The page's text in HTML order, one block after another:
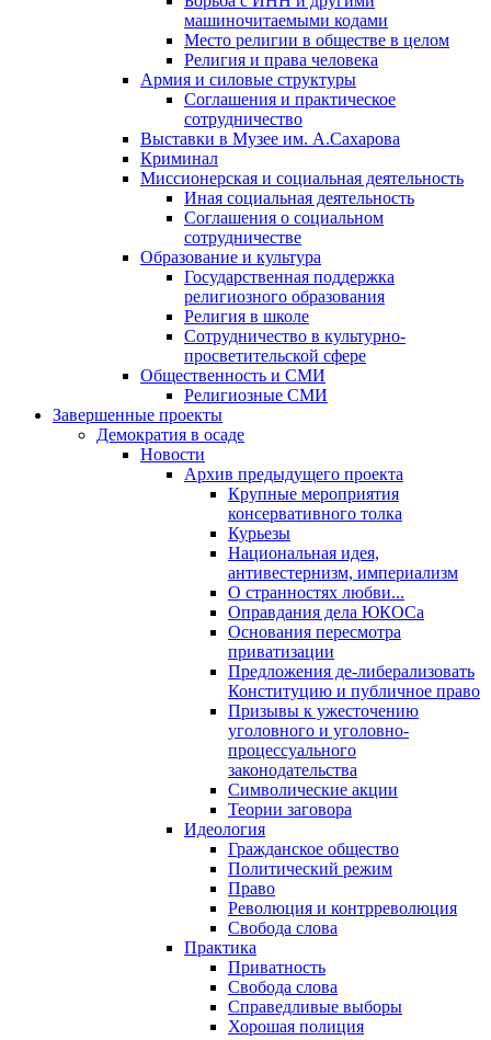
машиночитаемыми кодами
Место религии в обществе в целом
Религия и права человека
Армия и силовые структуры
Соглашения и практическое
сотрудничество
Выставки в Музее им. А.Сахарова
Криминал
Миссионерская и социальная деятельность
Иная социальная деятельность
Соглашения о социальном
сотрудничестве
Образование и культура
Государственная поддержка
религиозного образования
Религия в школе
Сотрудничество в культурно-
просветительской сфере
Общественность и СМИ
Религиозные СМИ
Завершенные проекты
Демократия в осаде
Новости
Архив предыдущего проекта
Крупные мероприятия
консервативного толка
Курьезы
Национальная идея,
антивестернизм, империализм
О странностях любви...
Оправдания дела ЮКОСа
Основания пересмотра
приватизации
Предложения де-либерализовать
Конституцию и публичное право
Призывы к ужесточению
уголовного и уголовно-
процессуального
законодательства
Символические акции
Теории заговора
Идеология
Гражданское общество
Политический режим
Право
Революция и контрреволюция
Свобода слова
Практика
Приватность
Свобода слова
Справедливые выборы
Хорошая полиция